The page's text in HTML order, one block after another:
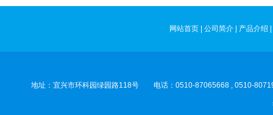
网站首页| 公司简介| 产品介绍
地址：宜兴市环科园绿园路118号 电话：0510-87065668 ,